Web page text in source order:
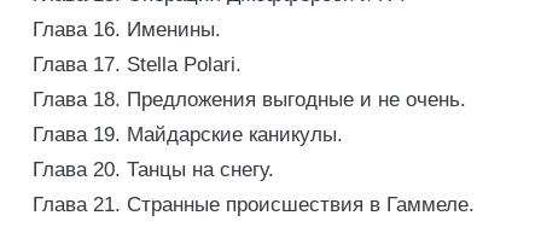
Глава 16. Именины.
Глава 17. Stella Polari.
Глава 18. Предложения выгодные и не очень.
Глава 19. Майдарские каникулы.
Глава 20. Танцы на снегу.
Глава 21. Странные происшествия в Гаммеле.